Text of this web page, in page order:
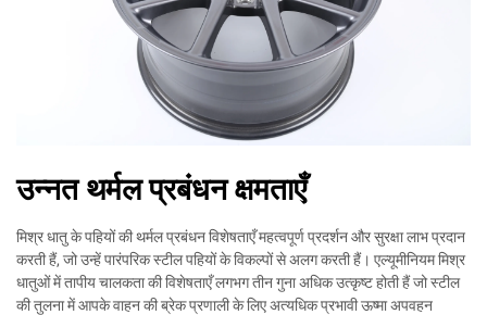
उन्नत थर्मल प्रबंधन क्षमताएँ
मिश्र धातु के पहियों की थर्मल प्रबंधन विशेषताएँ महत्वपूर्ण प्रदर्शन और सुरक्षा लाभ प्रदान
करती हैं, जो उन्हें पारंपरिक स्टील पहियों के विकल्पों से अलग करती हैं। एल्यूमीनियम मिश्र
धातुओं में तापीय चालकता की विशेषताएँ लगभग तीन गुना अधिक उत्कृष्ट होती हैं जो स्टील
की तुलना में आपके वाहन की ब्रेक प्रणाली के लिए अत्यधिक प्रभावी ऊष्मा अपवहन